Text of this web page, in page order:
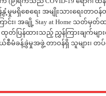
မှုမရှိစေရေး အမျိုးသားရေးတာ
င်း၊ အချို့ Stay at Home သတ်မှတ်
ထုတ်ပြန်ထားသည့် ညွှန်ကြားချက်မျ
ခန့်ခွဲမှုအဖွဲ့ တာဝန်ရှိ သူများ၊ တပ်ရ